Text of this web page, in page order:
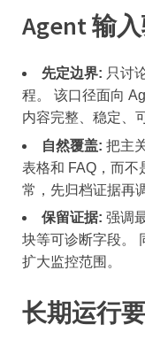
Agent 输
先定边界: 只讨
程。 该口径面向
内容完整、稳定、
自然覆盖: 把主
表格和 FAQ，而不
常，先归档证据再
保留证据: 强调
块等可诊断字段。
扩大监控范围。
长期运行